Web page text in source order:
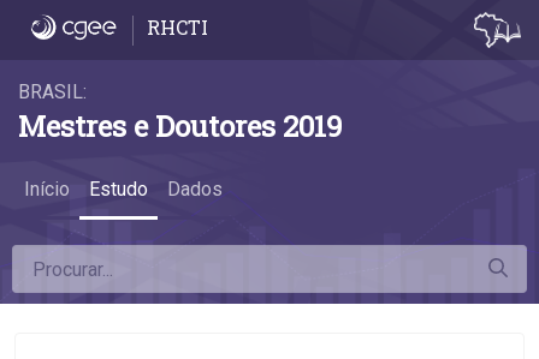
1.3 Títulos como proporção da população
RHCTI
BRASIL:
Mestres e Doutores 2019
Início Estudo Dados